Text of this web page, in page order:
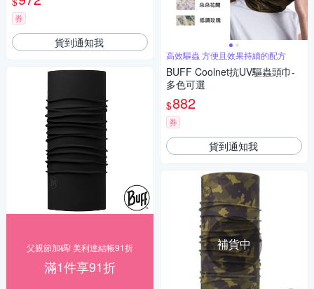
券
貨到通知我
父親節加碼! 美利達結帳91折
滿1件享91折
高效驅蟲 方便且效果持續的配方
BUFF Coolnet抗UV驅蟲頭巾-
多色可選
$882
券
貨到通知我
補貨中